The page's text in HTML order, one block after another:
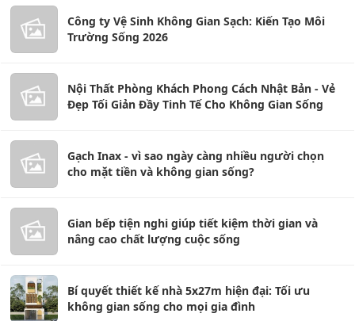
Công ty Vệ Sinh Không Gian Sạch: Kiến Tạo Môi
Trường Sống 2026
Nội Thất Phòng Khách Phong Cách Nhật Bản - Vẻ
Đẹp Tối Giản Đầy Tinh Tế Cho Không Gian Sống
Gạch Inax - vì sao ngày càng nhiều người chọn
cho mặt tiền và không gian sống?
Gian bếp tiện nghi giúp tiết kiệm thời gian và
nâng cao chất lượng cuộc sống
Bí quyết thiết kế nhà 5x27m hiện đại: Tối ưu
không gian sống cho mọi gia đình